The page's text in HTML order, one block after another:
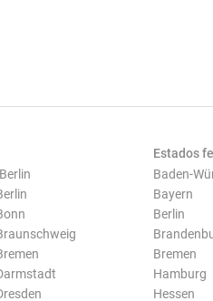
Estados
Baden-
Bayern
Berlin
Bremen
Hamburg
Hessen